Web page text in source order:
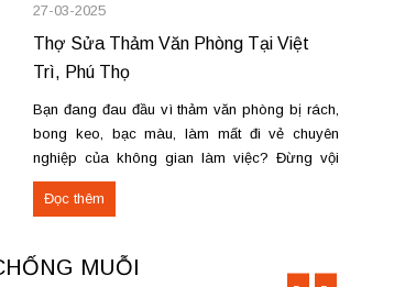
27-03-2025
Thợ Sửa Thảm Văn Phòng Tại Việt
Trì, Phú Thọ
Bạn đang đau đầu vì thảm văn phòng bị rách,
bong keo, bạc màu, làm mất đi vẻ chuyên
nghiệp của không gian làm việc? Đừng vội
thay mới tốn kém! Dịch vụ sửa chữa thảm văn
phòng tại Việt Trì, Phú Thọ sẽ giúp bạn khắc
Đọc thêm
MUỖI